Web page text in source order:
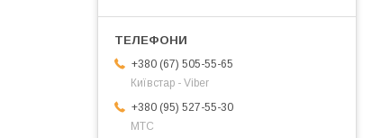
+380 (67) 505-55-65
Київстар - Viber
+380 (95) 527-55-30
МТС